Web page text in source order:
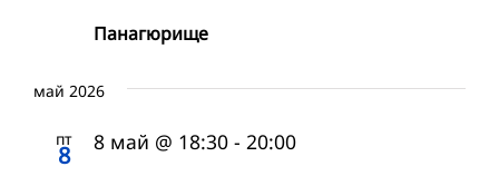
Панагюрище
май 2026
пт
8 8 май @ 18:30 - 20:00